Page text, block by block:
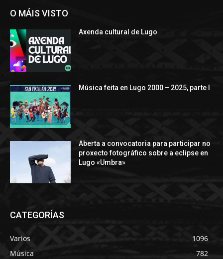
O MÁIS VISTO
Axenda cultural de Lugo
Música feita en Lugo 2000 – 2025, parte I
Aberta a convocatoria para participar no
proxecto fotográfico sobre a eclipse en
Lugo «Umbra»
CATEGORÍAS
Varios
1096
Música
782